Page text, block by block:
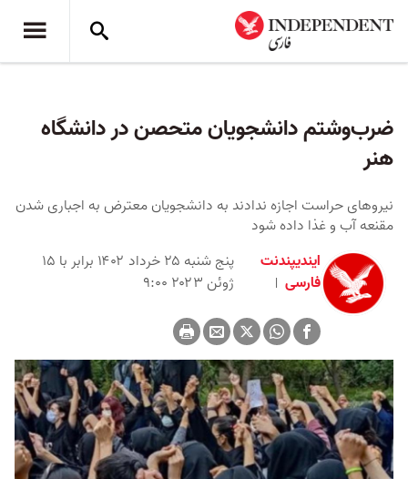
ضرب‌وشتم دانشجویان متحصن در دانشگاه
هنر
نیروهای حراست اجازه ندادند به دانشجویان معترض به اجباری شدن
مقنعه آب و غذا داده شود
ایندیپندنت
فارسی
پنج شنبه ۲۵ خرداد ۱۴۰۲ برابر با ۱۵
ژوئن ۲۰۲۳ ۹:۰۰